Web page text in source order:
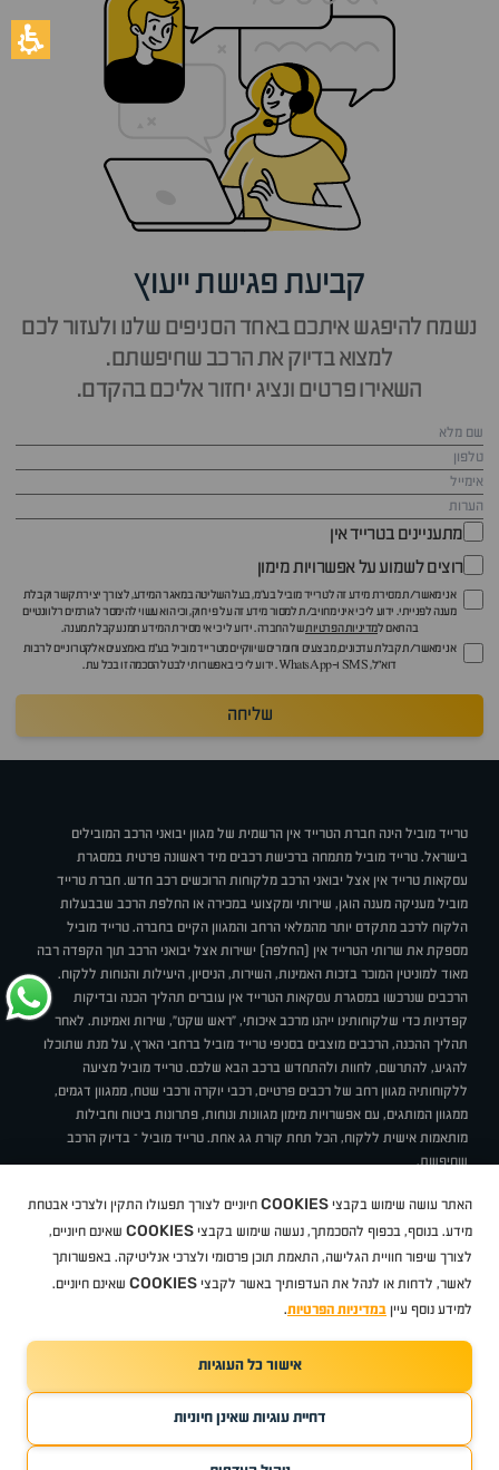
קביעת פגישת ייעוץ
נשמח להיפגש איתכם באחד הסניפים שלנו ולעזור לכם
למצוא בדיוק את הרכב שחיפשתם.
השאירו פרטים ונציג יחזור אליכם בהקדם.
מתעניינים בטרייד אין
רוצים לשמוע על אפשרויות מימון
אני מאשר/ת מסירת מידע זה לטרייד מוביל בע"מ, בעל השליטה במאגר המידע, לצורך יצירת קשר וקבלת
מענה לפנייתי. ידוע לי כי איני מחויב/ת למסור מידע זה על פי חוק, וכי הוא עשוי להימסר לגורמים רלוונטיים
בהתאם למדיניות הפרטיותשל החברה. ידוע לי כי אי מסירת המידע תמנע קבלת מענה.
אני מאשר/ת קבלת עדכונים, מבצעים וחומרים שיווקיים מטרייד מוביל בע"מ באמצעים אלקטרוניים לרבות
דוא״ל, SMS ו-WhatsApp. ידוע לי כי באפשרותי לבטל הסכמה זו בכל עת.
שליחה
טרייד מוביל הינה חברת הטרייד אין הרשמית של מגוון יבואני הרכב המובילים
בישראל. טרייד מוביל מתמחה ברכישת רכבים מיד ראשונה פרטית במסגרת
עסקאות טרייד אין אצל יבואני הרכב מלקוחות הרוכשים רכב חדש. חברת טרייד
מוביל מעניקה מענה הוגן, שירותי ומקצועי במכירה או החלפת הרכב שבבעלות
הלקוח לרכב מתקדם יותר מהמלאי הרחב והמגוון הקיים בחברה. טרייד מוביל
מספקת את שרותי הטרייד אין (החלפה) ישירות אצל יבואני הרכב תוך הקפדה רבה
מאוד למוניטין המוכר בזכות האמינות, השירות, הניסיון, היעילות והנוחות ללקוח.
הרכבים שנרכשו במסגרת עסקאות הטרייד אין עוברים תהליך הכנה ובדיקות
קפדניות כדי שלקוחותינו ייהנו מרכב איכותי, "ראש שקט", שירות ואמינות. לאחר
תהליך ההכנה, הרכבים מוצבים בסניפי טרייד מוביל ברחבי הארץ, על מנת שתוכלו
להגיע, להתרשם, לחוות ולהתחדש ברכב הבא שלכם. טרייד מוביל מציעה
ללקוחותיה מגוון רחב של רכבים פרטיים, רכבי יוקרה ורכבי שטח, ממגוון דגמים,
ממגוון המותגים, עם אפשרויות מימון מגוונות ונוחות, פתרונות ביטוח וחבילות
מותאמות אישית ללקוח, הכל תחת קורת גג אחת. טרייד מוביל – בדיוק הרכב
שחיפשת.
תקנוןBUY BACKמבצעיםמגזין טרייד מובילאיך זה עובד? דרושים
ניהול העדפות עוגיות
סיטרואן אופלפיג'וMG
Geelyמזדהבי ווי דיצ'רי טסלהניסאןטויוטהדאצ'יהפולקסווגןטסלה
ב מ וולקסוסאאודיסקודהיונדאירנושברולט
TradeMobile instagram
TradeMobile facebook
כל הזכויות שמורות טרייד מוביל2026
האתר עושה שימוש בקבצי COOKIES חיוניים לצורך תפעולו התקין ולצרכי אבטחת
מידע. בנוסף, בכפוף להסכמתך, נעשה שימוש בקבצי COOKIES שאינם חיוניים,
לצורך שיפור חוויית הגלישה, התאמת תוכן פרסומי ולצרכי אנליטיקה. באפשרותך
לאשר, לדחות או לנהל את העדפותיך באשר לקבצי COOKIES שאינם חיוניים.
למידע נוסף עיין במדיניות הפרטיות.
אישור כל העוגיות
דחיית עוגיות שאינן חיוניות